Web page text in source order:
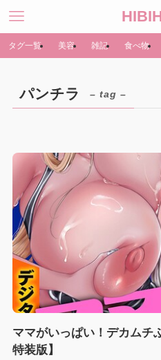
タグ一覧 美容 雑記 食べ物
パンチラ – tag –
ママがいっぱい！デカムチ
特装版】